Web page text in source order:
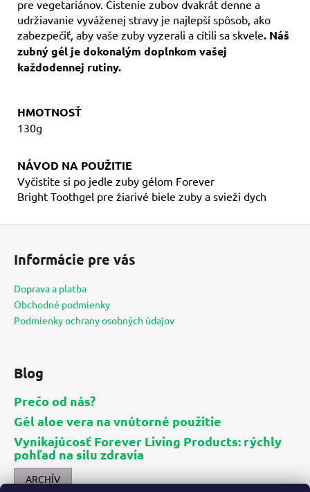
pre vegetariánov. Čistenie zubov dvakrát denne a
udržiavanie vyváženej stravy je najlepší spôsob, ako
zabezpečiť, aby vaše zuby vyzerali a cítili sa skvele. Náš
zubný gél je dokonalým doplnkom vašej
každodennej rutiny.
HMOTNOSŤ
130g
NÁVOD NA POUŽITIE
Vyčistite si po jedle zuby gélom Forever
Bright Toothgel pre žiarivé biele zuby a svieži dych
Informácie pre vás
Doprava a platba
Obchodné podmienky
Podmienky ochrany osobných údajov
Blog
Prečo od nás?
Gél aloe vera na vnútorné použitie
Vynikajúcosť Forever Living Products: rýchly
pohľad na silu zdravia
ARCHÍV